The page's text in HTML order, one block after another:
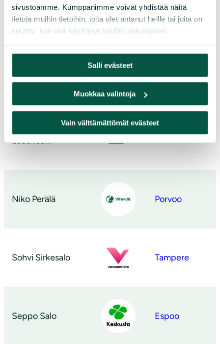
sivustoamme. Kumppanimme voivat yhdistää näitä
tietoja muihin tietoihin, joita olet antanut heille tai joita on
kerätty, kun olet käyttänyt heidän palvelujaan.
Salli evästeet
Muokkaa valintoja
Vain välttämättömät evästeet
Laura Repo Hollola
Mika Mäenpää-
Louekoski
Siuntio
Niko Perälä Porvoo
Sohvi Sirkesalo Tampere
Seppo Salo Espoo